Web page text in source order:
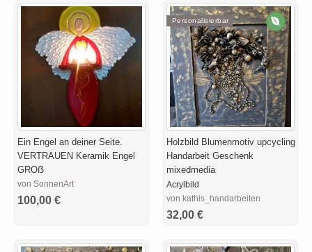
Ein Engel an deiner Seite.
VERTRAUEN Keramik Engel
GROẞ
von SonnenArt
100,00 €
Personalisierbar
Holzbild Blumenmotiv upcycling
Handarbeit Geschenk
mixedmedia
Acrylbild
von kathis_handarbeiten
32,00 €